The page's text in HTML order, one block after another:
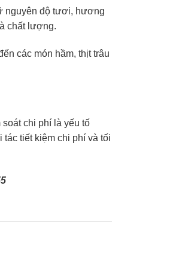
nguyên độ tươi, hương
chất lượng.
các món hầm, thịt trâu
chi phí là yếu tố
tiết kiệm chi phí và tối
dạng, thịt trâu có thể là